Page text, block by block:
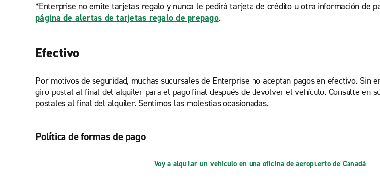
*Enterprise no emite tarjetas regalo y nunca le pedirá tarjeta de crédito u otra información de
página de alertas de tarjetas regalo de prepago.
Efectivo
Por motivos de seguridad, muchas sucursales de Enterprise no aceptan pagos en efectivo. Sin
giro postal al final del alquiler para el pago final después de devolver el vehículo. Consulte en
postales al final del alquiler. Sentimos las molestias ocasionadas.
Política de formas de pago
Voy a alquilar un vehículo en una oficina de aeropuerto de Canadá